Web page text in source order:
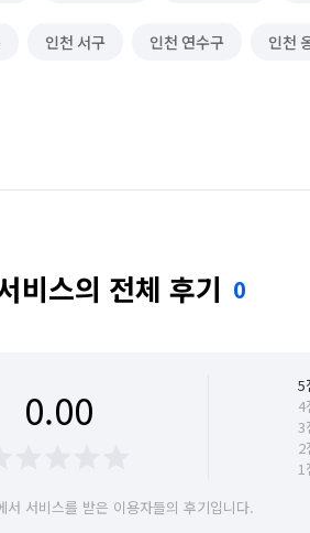
인천 서구 인천 연수구 인천
비스의 전체 후기 0
0.00 5
4
3
2
1
서 서비스를 받은 이용자들의 후기입니다.